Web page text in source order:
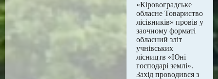
«Кіровоградське
обласне Товариство
лісівників» провів у
заочному форматі
обласний зліт
учнівських
лісництв «Юні
господарі землі».
Захід проводився з